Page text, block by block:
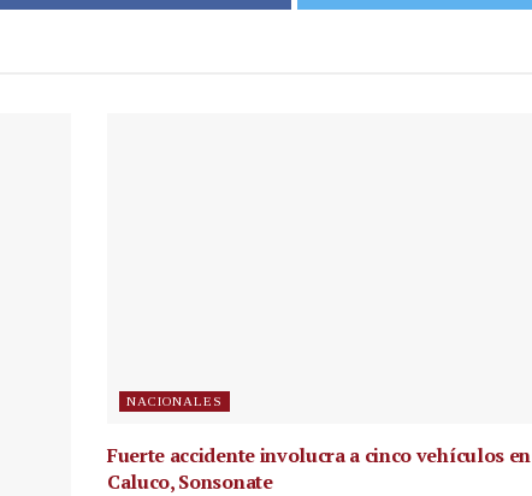
NACIONALES
Fuerte accidente involucra a cinco vehículos en
Caluco, Sonsonate